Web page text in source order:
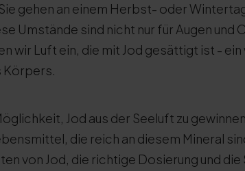
gehen an einem Herbst- oder
Umstände sind nicht nur für Augen und
wir Luft ein, die mit Jod gesättigt ist -
Körpers.
Jod aus der Seeluft zu
die reich an diesem Mineral
von Jod, die richtige Dosierung und